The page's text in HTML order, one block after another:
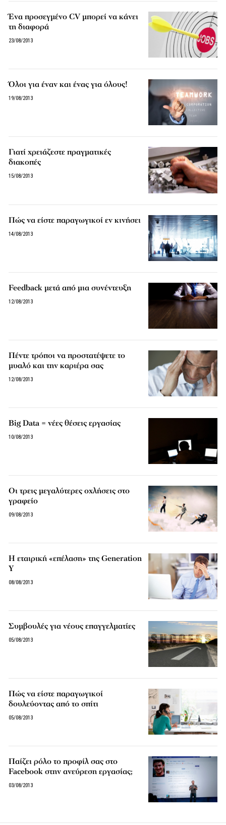
Ένα προσεγμένο CV μπορεί να κάνει
τη διαφορά
23/08/2013
Όλοι για έναν και ένας για όλους!
19/08/2013
Γιατί χρειάζεστε πραγματικές
διακοπές
15/08/2013
Πώς να είστε παραγωγικοί εν κινήσει
14/08/2013
Feedback μετά από μια συνέντευξη
12/08/2013
Πέντε τρόποι να προστατέψετε το
μυαλό και την καριέρα σας
12/08/2013
Big Data = νέες θέσεις εργασίας
10/08/2013
Οι τρεις μεγαλύτερες οχλήσεις στο
γραφείο
09/08/2013
Η εταιρική «επέλαση» της Generation
Υ
08/08/2013
Συμβουλές για νέους επαγγελματίες
05/08/2013
Πώς να είστε παραγωγικοί
δουλεύοντας από το σπίτι
05/08/2013
Παίζει ρόλο το προφίλ σας στο
Facebook στην ανεύρεση εργασίας;
03/08/2013